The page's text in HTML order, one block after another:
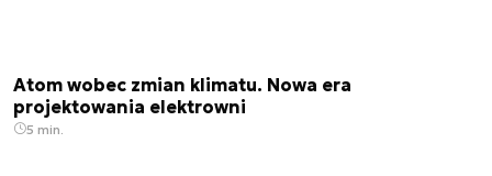
Atom wobec zmian klimatu. Nowa era
projektowania elektrowni
5 min.